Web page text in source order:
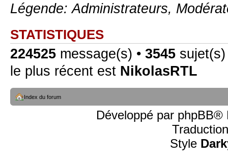
Légende:Administrateurs,
STATISTIQUES
224525 message(s) • 3545
le plus récent est NikolasRTL
Index du forum
Développé par phpBB®
Style